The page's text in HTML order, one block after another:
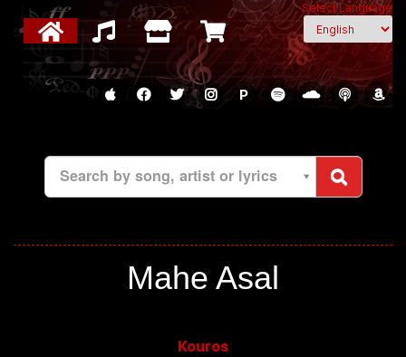
Select Language
P
Search by song, artist or lyrics
Mahe Asal
Kouros